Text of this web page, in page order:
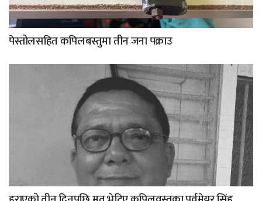
पेस्तोलसहित कपिलबस्तुमा तीन जना पक्राउ